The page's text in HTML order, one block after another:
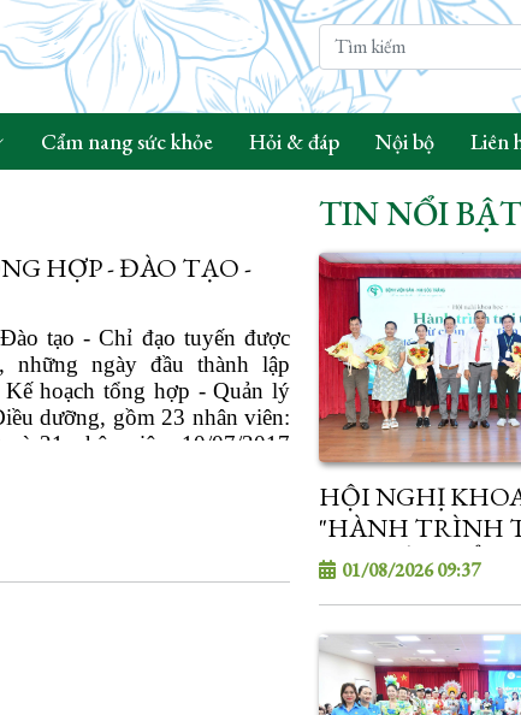
Cẩm nang sức khỏe Hỏi & đáp Nội bộ Liên
HỢP - ĐÀO TẠO -
tạo - Chỉ đạo tuyến được
những ngày đầu thành lập
hoạch tổng hợp - Quản lý
dưỡng, gồm 23 nhân viên:
21 nhân viên.
10/07/2017
TIN NỔI BẬT
HỘI NGHỊ
"HÀNH TRÌNH
TIM: TỪ CHẨN
TIỀN SẢN ĐẾN
SƠ SINH"
01/08/2026 09:37